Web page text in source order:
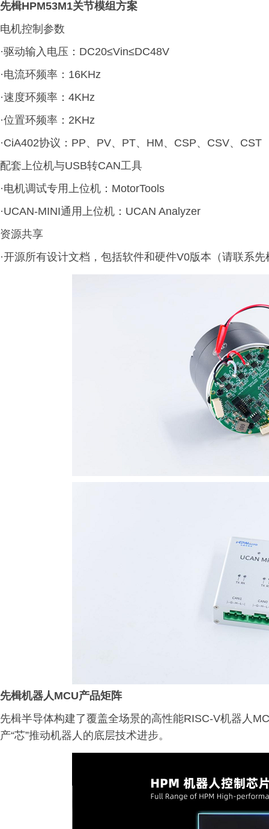
先楫HPM53M1关节模组方案
电机控制参数
·驱动输入电压：DC20≤Vin≤DC48V
·电流环频率：16KHz
·速度环频率：4KHz
·位置环频率：2KHz
·CiA402协议：PP、PV、PT、HM、CSP、CSV、CST
配套上位机与USB转CAN工具
·电机调试专用上位机：MotorTools
·UCAN-MINI通用上位机：UCAN Analyzer
资源共享
·开源所有设计文档，包括软件和硬件V0版本（请联系
先楫机器人MCU产品矩阵
先楫半导体构建了覆盖全场景的高性能RISC-V机器人
产“芯”推动机器人的底层技术进步。